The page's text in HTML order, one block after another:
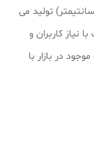
به صورت استاندارد تخت خواب ها با طول ۲ متر (۲۰۰ سانتیمتر) تولید می
کاربران و
در بازار با